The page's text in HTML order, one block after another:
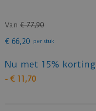
Van € 77,90
€ 66,20 per stuk
Nu met 15% korting
- € 11,70